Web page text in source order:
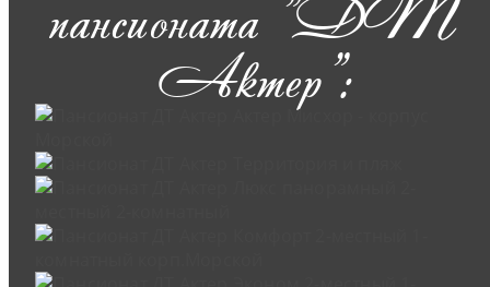
пансионата "ДТ
Актер":